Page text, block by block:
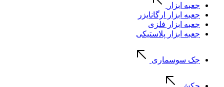
جعبه ابزار
جعبه ابزار ارگانایزر
جعبه ابزار فلزی
جعبه ابزار پلاستیکی
جک سوسماری